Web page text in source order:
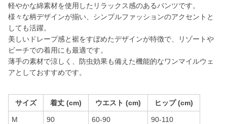
軽やかな綿素材を使用したリラックス感のあるパンツです。
様々な柄デザインが揃い、シンプルファッションのアクセントと
しても活躍。
美しいドレープ感と裾をすぼめたデザインが特徴で、リゾートや
ビーチでの着用にも最適です。
薄手の素材で涼しく、防虫効果も備えた機能的なワンマイルウェ
アとしておすすめです。
サイズ 着丈 (cm) ウエスト (cm) ヒップ (cm)
M 90 60-90 90-110